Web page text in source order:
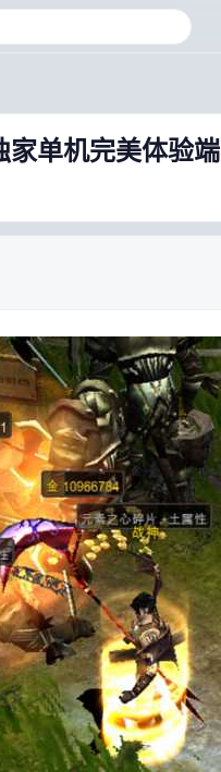
家单机完美体验端